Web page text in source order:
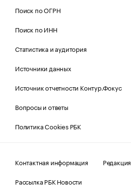
Поиск по ОГРН
Поиск по ИНН
Статистика и аудитория
Источники данных
Источник отчетности Контур.Фокус
Вопросы и ответы
Политика Cookies РБК
Контактная информация
Редакция
Рассылка РБК Новости